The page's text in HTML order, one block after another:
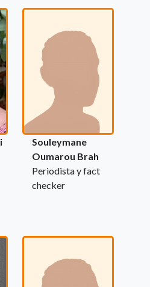
Souleymane
Oumarou Brah
Periodista y fact
checker